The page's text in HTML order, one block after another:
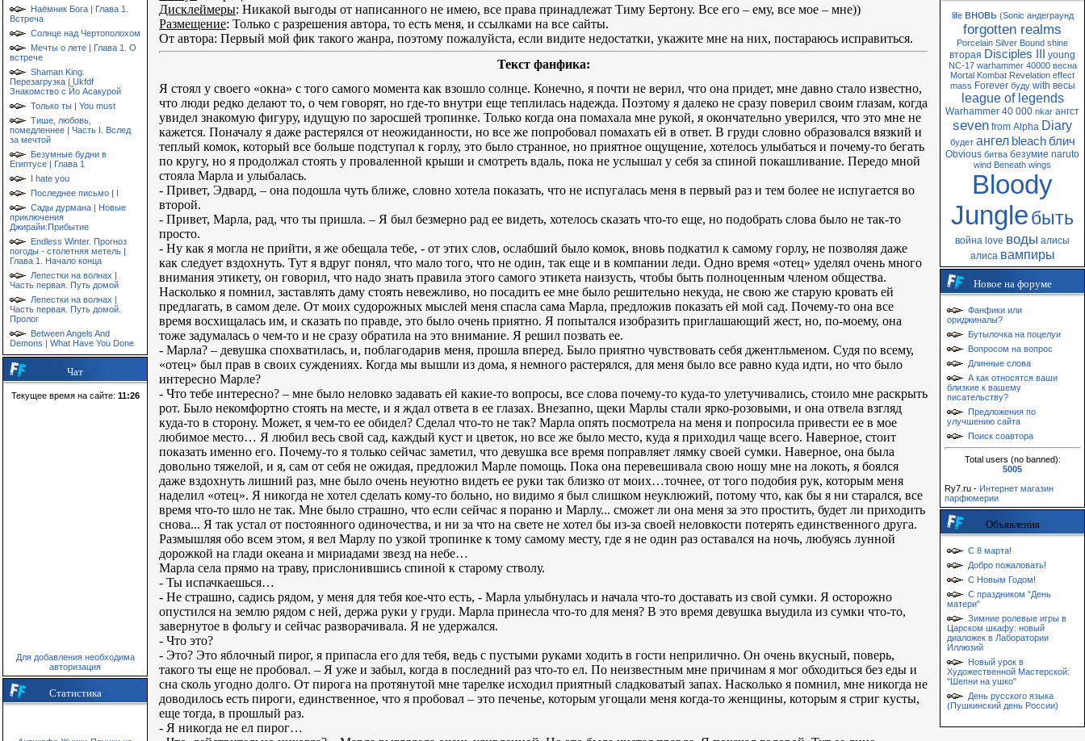
Наёмник Бога | Глава 1.
Встреча
Солнце над Чертополохом
Мечты о лете | Глава 1. О
встрече
Shaman King.
Перезагрузка | Ukfdf
Знакомство с Йо Асакурой
Только ты | You must
Тише, любовь,
помедленнее | Часть I. Вслед
за мечтой
Безумные будни в
Египтусе | Глава 1
I hate you
Последнее письмо | I
Сады дурмана | Новые
приключения
Джирайи:Прибытие
Endless Winter. Прогноз
погоды - столетняя метель |
Глава 1. Начало конца
Лепестки на волнах |
Часть первая. Путь домой
Лепестки на волнах |
Часть первая. Путь домой.
Пролог
Between Angels And
Demons | What Have You Done
Чат
Текущее время на сайте: 11:26
Для добавления необходима
авторизация
Статистика
Дисклеймеры: Никакой выгоды от написанного не имею, все права принадлежат Тиму Бертону. Все его – ему, все мое – мне))
Размещение: Только с разрешения автора, то есть меня, и ссылками на все сайты.
От автора: Первый мой фик такого жанра, поэтому пожалуйста, если видите недостатки, укажите мне на них, постараюсь исправиться.
Текст фанфика:
Я стоял у своего «окна» с того самого момента как взошло солнце. Конечно, я почти не верил, что она придет, мне давно стало известно,
что люди редко делают то, о чем говорят, но где-то внутри еще теплилась надежда. Поэтому я далеко не сразу поверил своим глазам, когда
увидел знакомую фигуру, идущую по заросшей тропинке. Только когда она помахала мне рукой, я окончательно уверился, что это мне не
кажется. Поначалу я даже растерялся от неожиданности, но все же попробовал помахать ей в ответ. В груди словно образовался вязкий и
теплый комок, который все больше подступал к горлу, это было странное, но приятное ощущение, хотелось улыбаться и почему-то бегать
по кругу, но я продолжал стоять у проваленной крыши и смотреть вдаль, пока не услышал у себя за спиной покашливание. Передо мной
стояла Марла и улыбалась.
- Привет, Эдвард, – она подошла чуть ближе, словно хотела показать, что не испугалась меня в первый раз и тем более не испугается во
второй.
- Привет, Марла, рад, что ты пришла. – Я был безмерно рад ее видеть, хотелось сказать что-то еще, но подобрать слова было не так-то
просто.
- Ну как я могла не прийти, я же обещала тебе, - от этих слов, ослабший было комок, вновь подкатил к самому горлу, не позволяя даже
как следует вздохнуть. Тут я вдруг понял, что мало того, что не один, так еще и в компании леди. Одно время «отец» уделял очень много
внимания этикету, он говорил, что надо знать правила этого самого этикета наизусть, чтобы быть полноценным членом общества.
Насколько я помнил, заставлять даму стоять невежливо, но посадить ее мне было решительно некуда, не свою же старую кровать ей
предлагать, в самом деле. От моих судорожных мыслей меня спасла сама Марла, предложив показать ей мой сад. Почему-то она все
время восхищалась им, и сказать по правде, это было очень приятно. Я попытался изобразить приглашающий жест, но, по-моему, она
тоже задумалась о чем-то и не сразу обратила на это внимание. Я решил позвать ее.
- Марла? – девушка спохватилась, и, поблагодарив меня, прошла вперед. Было приятно чувствовать себя джентльменом. Судя по всему,
«отец» был прав в своих суждениях. Когда мы вышли из дома, я немного растерялся, для меня было все равно куда идти, но что было
интересно Марле?
- Что тебе интересно? – мне было неловко задавать ей какие-то вопросы, все слова почему-то куда-то улетучивались, стоило мне раскрыть
рот. Было некомфортно стоять на месте, и я ждал ответа в ее глазах. Внезапно, щеки Марлы стали ярко-розовыми, и она отвела взгляд
куда-то в сторону. Может, я чем-то ее обидел? Сделал что-то не так? Марла опять посмотрела на меня и попросила привести ее в мое
любимое место… Я любил весь свой сад, каждый куст и цветок, но все же было место, куда я приходил чаще всего. Наверное, стоит
показать именно его. Почему-то я только сейчас заметил, что девушка все время поправляет лямку своей сумки. Наверное, она была
довольно тяжелой, и я, сам от себя не ожидая, предложил Марле помощь. Пока она перевешивала свою ношу мне на локоть, я боялся
даже вздохнуть лишний раз, мне было очень неуютно видеть ее руки так близко от моих…точнее, от того подобия рук, которым меня
наделил «отец». Я никогда не хотел сделать кому-то больно, но видимо я был слишком неуклюжий, потому что, как бы я ни старался, все
время что-то шло не так. Мне было страшно, что если сейчас я пораню и Марлу... сможет ли она меня за это простить, будет ли приходить
снова... Я так устал от постоянного одиночества, и ни за что на свете не хотел бы из-за своей неловкости потерять единственного друга.
Размышляя обо всем этом, я вел Марлу по узкой тропинке к тому самому месту, где я не один раз оставался на ночь, любуясь лунной
дорожкой на глади океана и мириадами звезд на небе…
Марла села прямо на траву, прислонившись спиной к старому стволу.
- Ты испачкаешься…
- Не страшно, садись рядом, у меня для тебя кое-что есть, - Марла улыбнулась и начала что-то доставать из свой сумки. Я осторожно
опустился на землю рядом с ней, держа руки у груди. Марла принесла что-то для меня? В это время девушка выудила из сумки что-то,
завернутое в фольгу и сейчас разворачивала. Я не удержался.
- Что это?
- Это? Это яблочный пирог, я припасла его для тебя, ведь с пустыми руками ходить в гости неприлично. Он очень вкусный, поверь,
такого ты еще не пробовал. – Я уже и забыл, когда в последний раз что-то ел. По неизвестным мне причинам я мог обходиться без еды и
сна сколь угодно долго. От пирога на протянутой мне тарелке исходил приятный сладковатый запах. Насколько я помнил, мне никогда не
доводилось есть пироги, единственное, что я пробовал – это печенье, которым угощали меня когда-то женщины, которым я стриг кусты,
еще тогда, в прошлый раз.
- Я никогда не ел пирог…
life вновь (Sonic андеграунд
forgotten realms
Porcelain Silver Bound shine
вторая Disciples III young
NC-17 warhammer 40000 весна
Mortal Kombat Revelation effect
mass Forever буду with весы
league of legends
Warhammer 40 000 nkar ангст
seven from Alpha Diary
будет ангел bleach блич
Obvious битва безумие naruto
wind Beneath wings
Bloody
Jungleбыть
война love воды алисы
алиса вампиры
Новое на форуме
Фанфики или
ориджиналы?
Бутылочка на поцелуи
Вопросом на вопрос
Длинные слова
А как относятся ваши
близкие к вашему
писательству?
Предложения по
улучшению сайта
Поиск соавтора
Total users (no banned):
5005
Ry7.ru - Интернет магазин
парфюмерии
Объявления
С 8 марта!
Добро пожаловать!
С Новым Годом!
С праздником "День
матери"
Зимние ролевые игры в
Царском шкафу: новый
диаложек в Лаборатории
Иллюзий
Новый урок в
Художественной Мастерской:
"Шепни на ушко"
День русского языка
(Пушкинский день России)